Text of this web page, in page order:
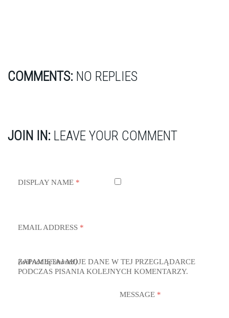
COMMENTS: NO REPLIES
JOIN IN: LEAVE YOUR COMMENT
DISPLAY NAME *
EMAIL ADDRESS *
(will not be shared)
ZAPAMIĘTAJ MOJE DANE W TEJ PRZEGLĄDARCE
PODCZAS PISANIA KOLEJNYCH KOMENTARZY.
MESSAGE *